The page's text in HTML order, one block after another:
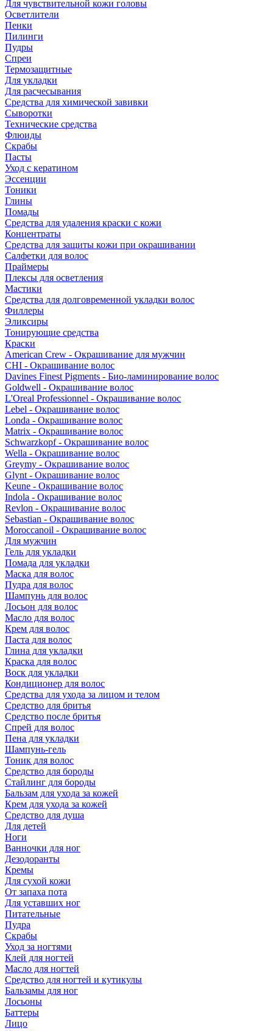
Для чувствительной кожи головы
Осветлители
Пенки
Пилинги
Пудры
Спреи
Термозащитные
Для укладки
Для расчесывания
Средства для химической завивки
Сыворотки
Технические средства
Флюиды
Скрабы
Пасты
Уход с кератином
Эссенции
Тоники
Глины
Помады
Средства для удаления краски с кожи
Концентраты
Средства для защиты кожи при окрашивании
Салфетки для волос
Праймеры
Плексы для осветления
Мастики
Средства для долговременной укладки волос
Филлеры
Эликсиры
Тонирующие средства
Краски
American Crew - Окрашивание для мужчин
CHI - Окрашивание волос
Davines Finest Pigments - Био-ламинирование волос
Goldwell - Окрашивание волос
L'Oreal Professionnel - Окрашивание волос
Lebel - Окрашивание волос
Londa - Окрашивание волос
Matrix - Окрашивание волос
Schwarzkopf - Окрашивание волос
Wella - Окрашивание волос
Greymy - Окрашивание волос
Glynt - Окрашивание волос
Keune - Окрашивание волос
Indola - Окрашивание волос
Revlon - Окрашивание волос
Sebastian - Окрашивание волос
Moroccanoil - Окрашивание волос
Для мужчин
Гель для укладки
Помада для укладки
Маска для волос
Пудра для волос
Шампунь для волос
Лосьон для волос
Масло для волос
Крем для волос
Паста для волос
Глина для укладки
Краска для волос
Воск для укладки
Кондиционер для волос
Средства для ухода за лицом и телом
Средство для бритья
Средство после бритья
Спрей для волос
Пена для укладки
Шампунь-гель
Тоник для волос
Средство для бороды
Стайлинг для бороды
Бальзам для ухода за кожей
Крем для ухода за кожей
Средство для душа
Для детей
Ноги
Ванночки для ног
Дезодоранты
Кремы
Для сухой кожи
От запаха пота
Для уставших ног
Питательные
Пудра
Скрабы
Уход за ногтями
Клей для ногтей
Масло для ногтей
Средство для ногтей и кутикулы
Бальзамы для ног
Лосьоны
Баттеры
Лицо